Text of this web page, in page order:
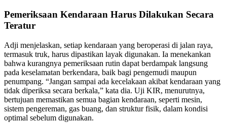
Pemeriksaan Kendaraan Harus Dilakukan Secara
Teratur
Adji menjelaskan, setiap kendaraan yang beroperasi di jalan raya,
termasuk truk, harus dipastikan layak digunakan. Ia menekankan
bahwa kurangnya pemeriksaan rutin dapat berdampak langsung
pada keselamatan berkendara, baik bagi pengemudi maupun
penumpang. “Jangan sampai ada kecelakaan akibat kendaraan yang
tidak diperiksa secara berkala,” kata dia. Uji KIR, menurutnya,
bertujuan memastikan semua bagian kendaraan, seperti mesin,
sistem pengereman, gas buang, dan struktur fisik, dalam kondisi
optimal sebelum digunakan.